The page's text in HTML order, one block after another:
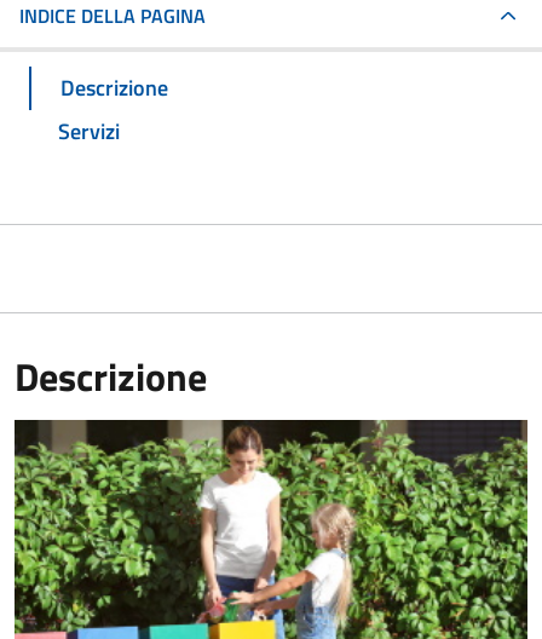
INDICE DELLA PAGINA
Descrizione
Servizi
Descrizione